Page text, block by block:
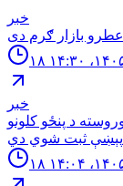
خبر
خبر
د پنځو کلونو